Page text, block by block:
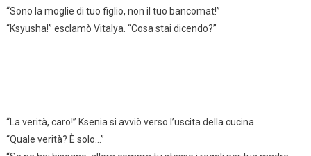
“Sono la moglie di tuo figlio, non il tuo bancomat!”
“Ksyusha!” esclamò Vitalya. “Cosa stai dicendo?”
“La verità, caro!” Ksenia si avviò verso l’uscita della cucina.
“Quale verità? È solo…”